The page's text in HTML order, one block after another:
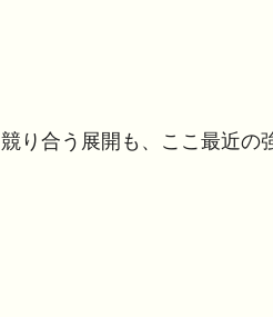
競り合う展開も、ここ最近の